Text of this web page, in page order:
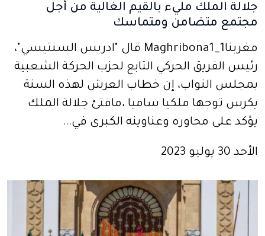
جلالة الملك مليء بالقيم الغالية من أجل
مجتمع متضامن ومتماسك
مغربنا1_Maghribona1 قال "ادريس السنتيسي"،
رئيس الفريق الحركي التابع لحزب الحركة الشعبية
بمجلس النواب، إن خطاب العرش لهذه السنة
يكرس توجها ملكيا ساميا ،مافتئ جلالة الملك
يؤكد على محاوره وعناوينه الكبرى في...
الأحد 30 يوليو 2023